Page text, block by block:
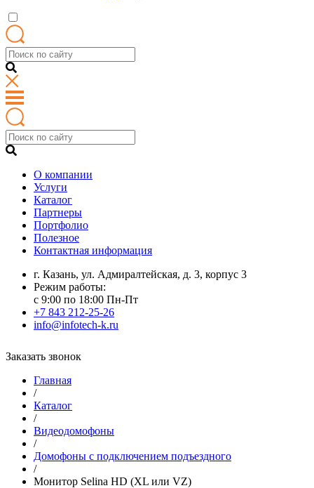
О компании
Услуги
Каталог
Партнеры
Портфолио
Полезное
Контактная информация
г. Казань, ул. Адмиралтейская, д. 3, корпус 3
Режим работы:
с 9:00 по 18:00 Пн-Пт
+7 843 212-25-26
info@infotech-k.ru
Заказать звонок
Главная
/
Каталог
/
Видеодомофоны
/
Домофоны с подключением подъездного
/
Монитор Selina HD (XL или VZ)